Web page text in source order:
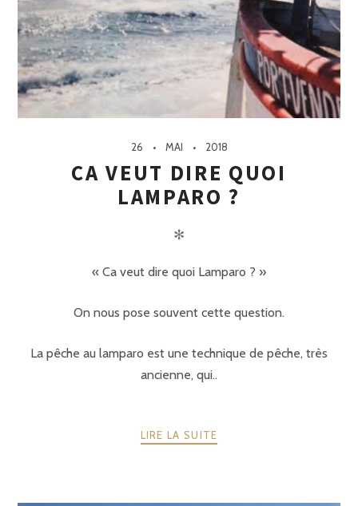
26 MAI 2018
CA VEUT DIRE QUOI
LAMPARO ?
✻
« Ca veut dire quoi Lamparo ? »
On nous pose souvent cette question.
La pêche au lamparo est une technique de pêche, très
ancienne, qui..
LIRE LA SUITE